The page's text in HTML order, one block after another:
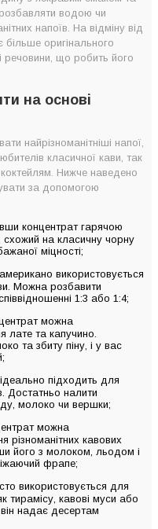
водою чи
напоїв. На відміну від
більше оригінального
речовини, що робить його
на основі
найрізноманітніші напої,
класичної кави, так
Нижче наведено
за допомогою
концентрат гарячою
на класичну чорну
міцності;
використовується
Можна розбавити
1:3 або 1:4;
можна
лате та капучино.
та збиту піну, і у вас
підходить для
Достатньо налити
молоко чи вершки;
можна
різноманітних кавових
його з молоком, льодом і
фрапе;
використовується для
тирамісу, кавові муси або
надає десертам